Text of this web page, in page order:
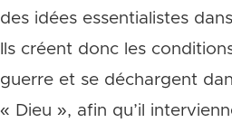
des idées essentialistes
Ils créent donc les
guerre et se déchargent
« Dieu », afin qu’il